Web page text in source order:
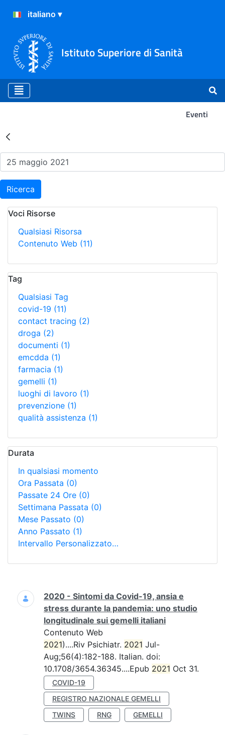
Istituto Superiore di Sanità
Eventi
Risultati della Ricerca -
Ricerca
Voci Risorse
Qualsiasi Risorsa
Contenuto Web (11)
Tag
Qualsiasi Tag
covid-19 (11)
contact tracing (2)
droga (2)
documenti (1)
emcdda (1)
farmacia (1)
gemelli (1)
luoghi di lavoro (1)
prevenzione (1)
qualità assistenza (1)
Durata
In qualsiasi momento
Ora Passata (0)
Passate 24 Ore (0)
Settimana Passata (0)
Mese Passato (0)
Anno Passato (1)
Intervallo Personalizzato…
Ricerca
2020 - Sintomi da Covid-19, ansia e
stress durante la pandemia: uno studio
longitudinale sui gemelli italiani
Contenuto Web
2021)....Riv Psichiatr. 2021 Jul-
Aug;56(4):182-188. Italian. doi:
10.1708/3654.36345....Epub 2021 Oct 31.
COVID-19
REGISTRO NAZIONALE GEMELLI
TWINS
RNG GEMELLI